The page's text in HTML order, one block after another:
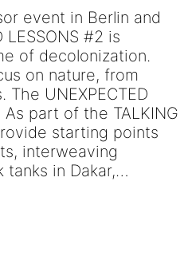
event in Berlin and
LESSONS #2 is
of decolonization.
on nature, from
UNEXPECTED
As part of the TALKING
starting points
interweaving
in Dakar,…